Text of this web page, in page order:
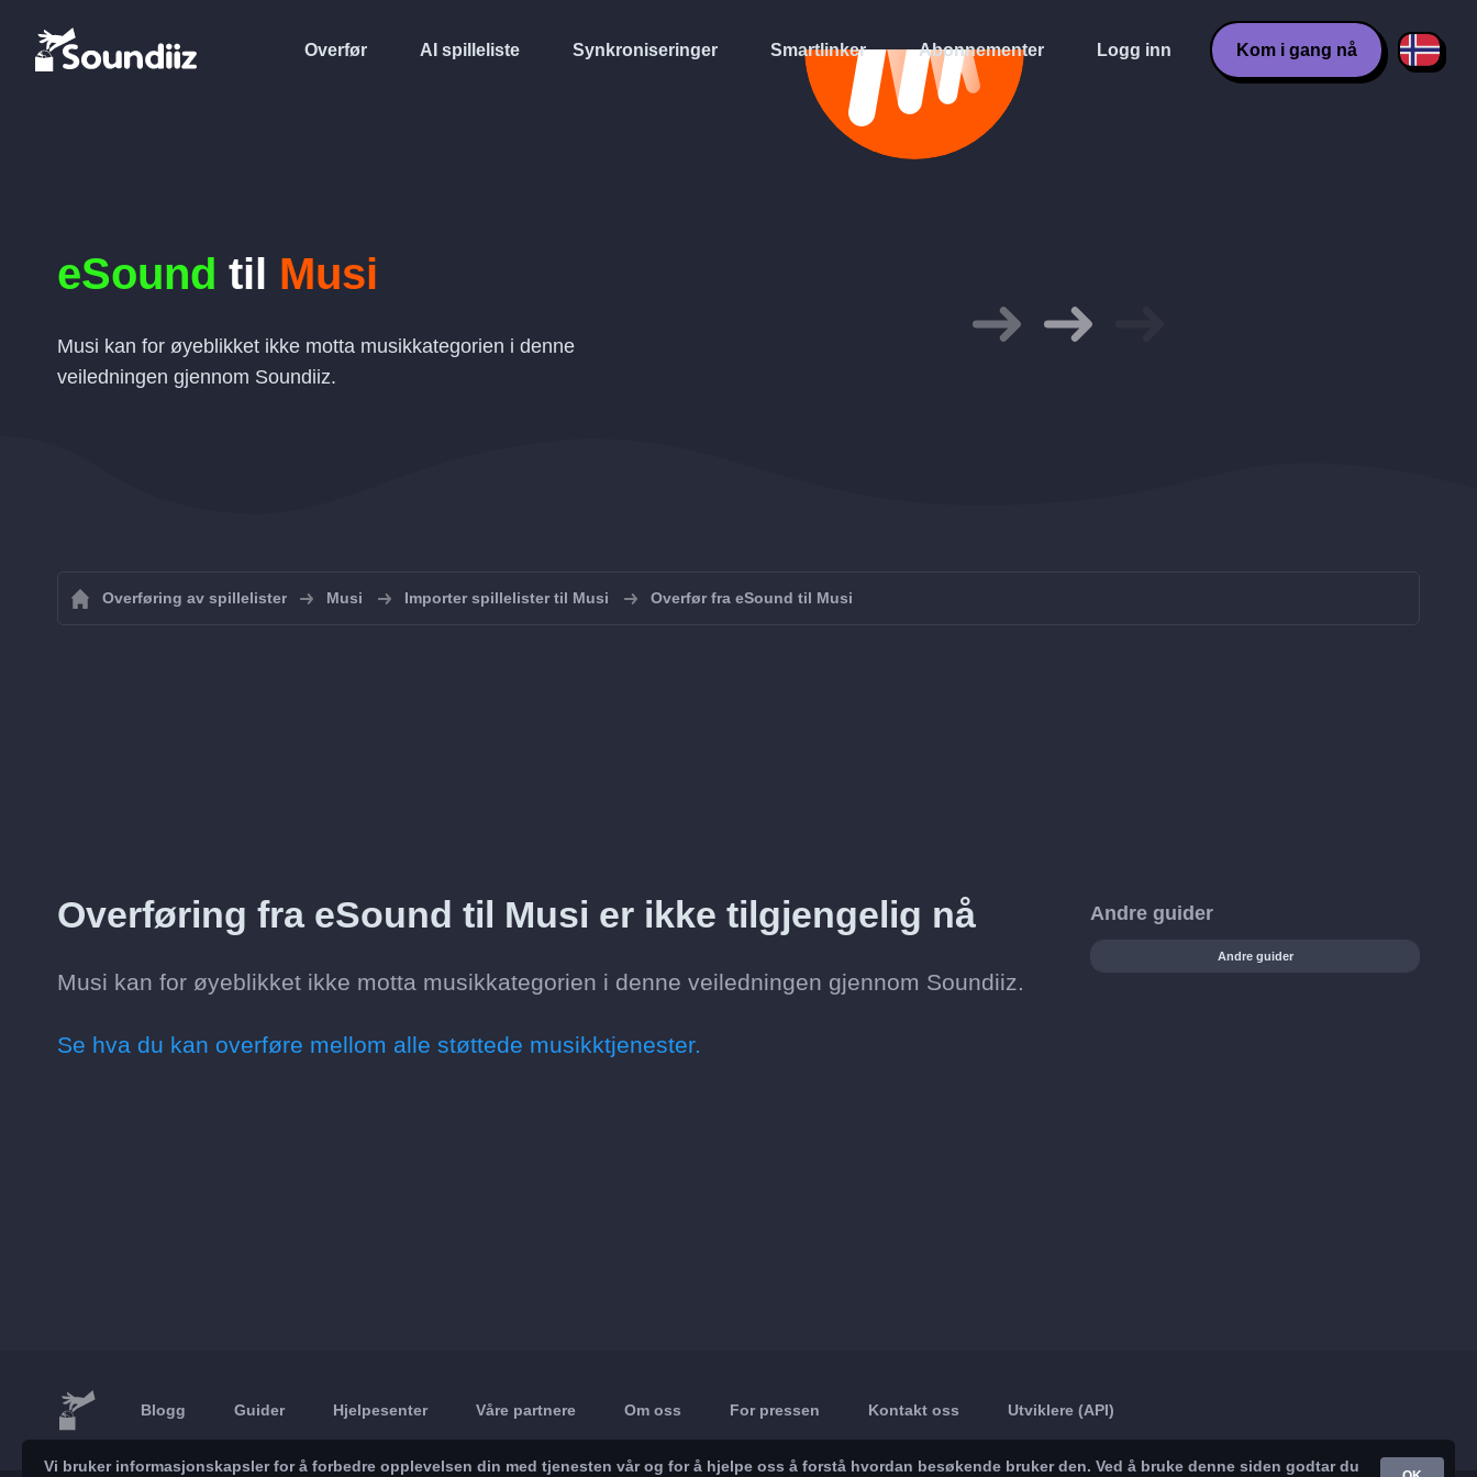
Overfør AI spilleliste Synkroniseringer Smartlinker Abonnementer Logg inn Kom i gang nå
eSound til Musi
Musi kan for øyeblikket ikke motta musikkategorien i denne
veiledningen gjennom Soundiiz.
Overføring av spillelister Musi Importer spillelister til Musi Overfør fra eSound til Musi
Overføring fra eSound til Musi er ikke tilgjengelig nå
Musi kan for øyeblikket ikke motta musikkategorien i denne veiledningen gjennom Soundiiz.
Se hva du kan overføre mellom alle støttede musikktjenester.
Andre guider
Andre guider
Blogg Guider Hjelpesenter Våre partnere Om oss For pressen Kontakt oss Utviklere (API)
Vi bruker informasjonskapsler for å forbedre opplevelsen din med tjenesten vår og for å hjelpe oss å forstå hvordan besøkende bruker den. Ved å bruke denne siden godtar du